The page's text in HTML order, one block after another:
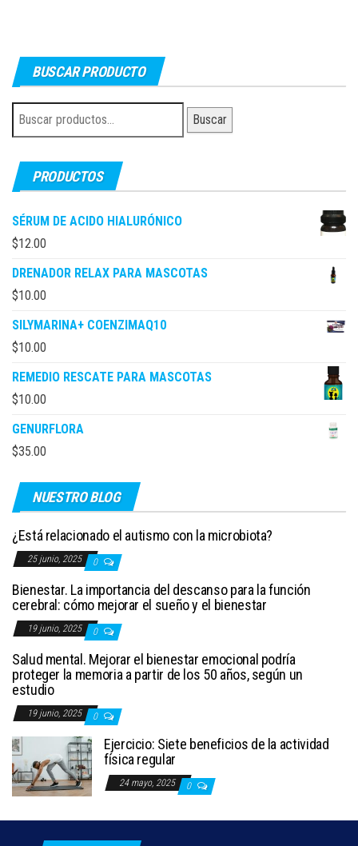
BUSCAR PRODUCTO
Buscar
por:
Buscar
PRODUCTOS
SÉRUM DE ACIDO HIALURÓNICO
$12.00
DRENADOR RELAX PARA MASCOTAS
$10.00
SILYMARINA+ COENZIMAQ10
$10.00
REMEDIO RESCATE PARA MASCOTAS
$10.00
GENURFLORA
$35.00
NUESTRO BLOG
¿Está relacionado el autismo con la microbiota?
25 junio, 2025 0
Bienestar. La importancia del descanso para la función
cerebral: cómo mejorar el sueño y el bienestar
19 junio, 2025 0
Salud mental. Mejorar el bienestar emocional podría
proteger la memoria a partir de los 50 años, según un
estudio
19 junio, 2025 0
Ejercicio: Siete beneficios de la actividad
física regular
24 mayo, 2025 0